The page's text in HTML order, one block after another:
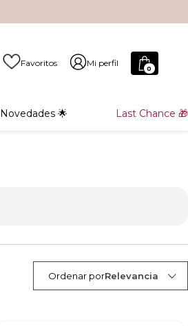
Favoritos Mi perfil
0
Novedades 🌟 Last Chance 🎁
Ordenar porRelevancia